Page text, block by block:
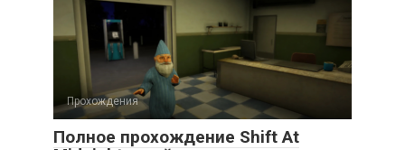
Прохождения
Полное прохождение Shift At